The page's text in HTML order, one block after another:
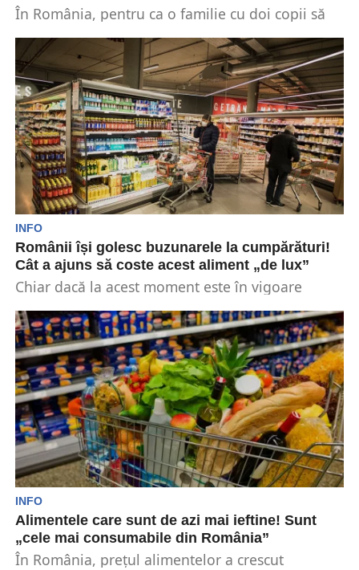
În România, pentru ca o familie cu doi copii să
INFO
Românii își golesc buzunarele la cumpărături!
Cât a ajuns să coste acest aliment „de lux”
Chiar dacă la acest moment este în vigoare
prețul...
INFO
Alimentele care sunt de azi mai ieftine! Sunt
„cele mai consumabile din România”
În România, prețul alimentelor a crescut